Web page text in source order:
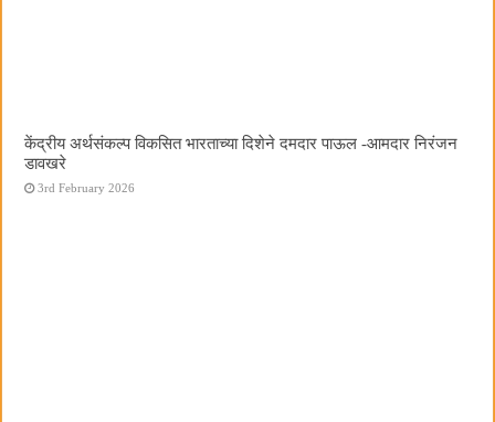
केंद्रीय अर्थसंकल्प विकसित भारताच्या दिशेने दमदार पाऊल -आमदार निरंजन
डावखरे
3rd February 2026